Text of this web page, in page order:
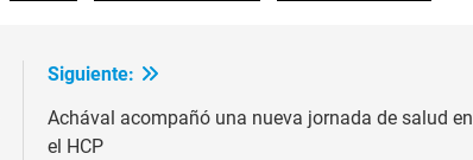
Siguiente:
Achával acompañó una nueva jornada de salud en
el HCP